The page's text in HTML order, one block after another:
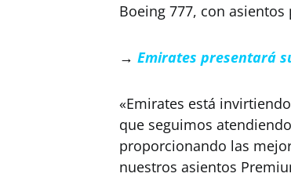
Boeing 777, con
→ Emirates presentará
«Emirates está
que seguimos
proporcionando las
nuestros asientos